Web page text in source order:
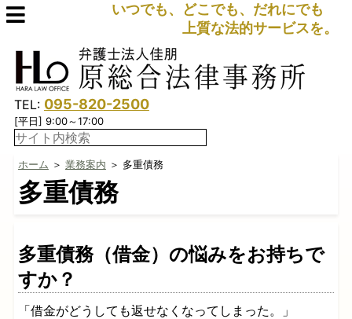
いつでも、どこでも、だれにでも
上質な法的サービスを。
TEL: 095-820-2500
[平日] 9:00～17:00
ホーム ＞ 業務案内 ＞ 多重債務
多重債務
多重債務（借金）の悩みをお持ちで
すか？
「借金がどうしても返せなくなってしまった。」